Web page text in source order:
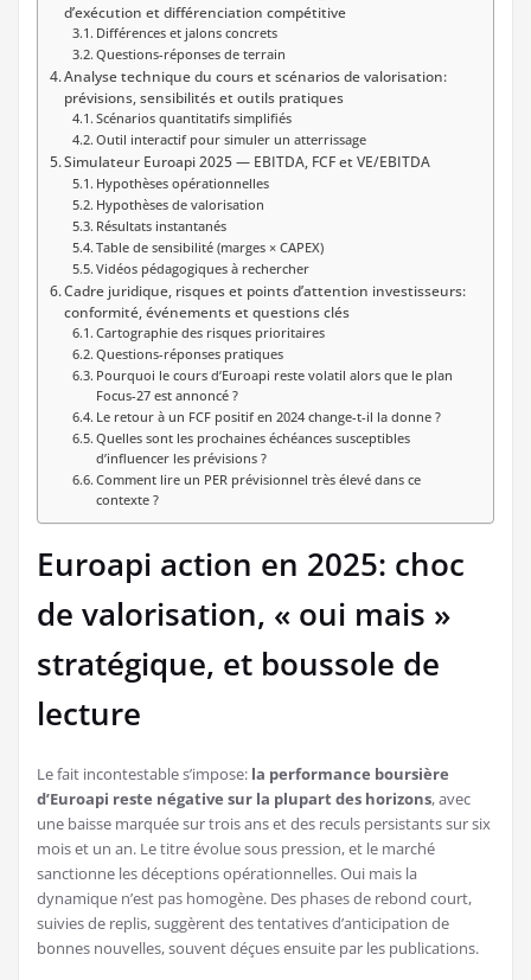
d’exécution et différenciation compétitive
Différences et jalons concrets
Questions-réponses de terrain
Analyse technique du cours et scénarios de valorisation:
prévisions, sensibilités et outils pratiques
Scénarios quantitatifs simplifiés
Outil interactif pour simuler un atterrissage
Simulateur Euroapi 2025 — EBITDA, FCF et VE/EBITDA
Hypothèses opérationnelles
Hypothèses de valorisation
Résultats instantanés
Table de sensibilité (marges × CAPEX)
Vidéos pédagogiques à rechercher
Cadre juridique, risques et points d’attention investisseurs:
conformité, événements et questions clés
Cartographie des risques prioritaires
Questions-réponses pratiques
Pourquoi le cours d’Euroapi reste volatil alors que le plan
Focus-27 est annoncé ?
Le retour à un FCF positif en 2024 change-t-il la donne ?
Quelles sont les prochaines échéances susceptibles
d’influencer les prévisions ?
Comment lire un PER prévisionnel très élevé dans ce
contexte ?
Euroapi action en 2025: choc
de valorisation, « oui mais »
stratégique, et boussole de
lecture
Le fait incontestable s’impose: la performance boursière
d’Euroapi reste négative sur la plupart des horizons, avec
une baisse marquée sur trois ans et des reculs persistants sur six
mois et un an. Le titre évolue sous pression, et le marché
sanctionne les déceptions opérationnelles. Oui mais la
dynamique n’est pas homogène. Des phases de rebond court,
suivies de replis, suggèrent des tentatives d’anticipation de
bonnes nouvelles, souvent déçues ensuite par les publications.